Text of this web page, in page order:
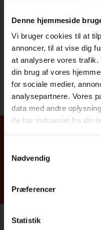
Denne hjemmeside
Vi bruger cookies til at
annoncer, til at vise dig
at analysere vores trafik.
din brug af vores
for sociale medier,
analysepartnere. Vores
data med andre
de har indsamlet fra din
Nødvendig
Præferencer
Statistik
Tilmeld dig